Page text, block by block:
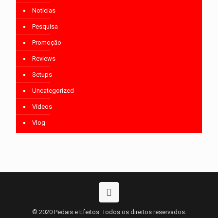
Notícias
Pesquisa
Promoção
Reviews
Setups
Uncategorized
Vídeos
Vlog
© 2020 Pedais e Efeitos. Todos os direitos reservados.